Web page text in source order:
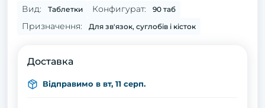
Вид: Таблетки Конфигурат: 90 таб
Призначення: Для зв'язок, суглобів і кісток
Доставка
Відправимо в вт, 11 серп.